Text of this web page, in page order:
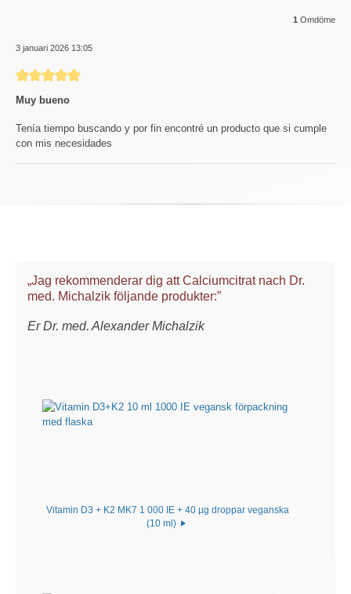
1 Omdöme
3 januari 2026 13:05
Recension med betyg på 5 av 5 stjärnor
Muy bueno
Tenía tiempo buscando y por fin encontré un producto que si cumple
con mis necesidades
„Jag rekommenderar dig att Calciumcitrat nach Dr.
med. Michalzik följande produkter:”
Er Dr. med. Alexander Michalzik
Vitamin D3 + K2 MK7 1 000 IE + 40 µg droppar veganska
(10 ml)